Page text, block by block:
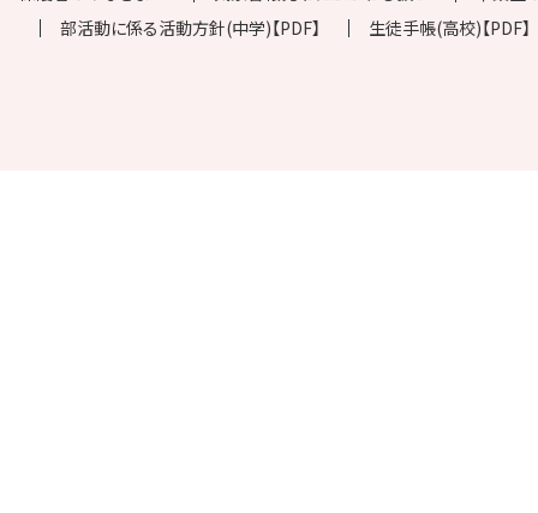
部活動に係る活動方針(中学)【PDF】
生徒手帳(高校)【PDF】